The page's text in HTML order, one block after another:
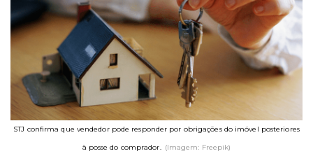
STJ confirma que vendedor pode responder por obrigações do imóvel posteriores
à posse do comprador. (Imagem: Freepik)